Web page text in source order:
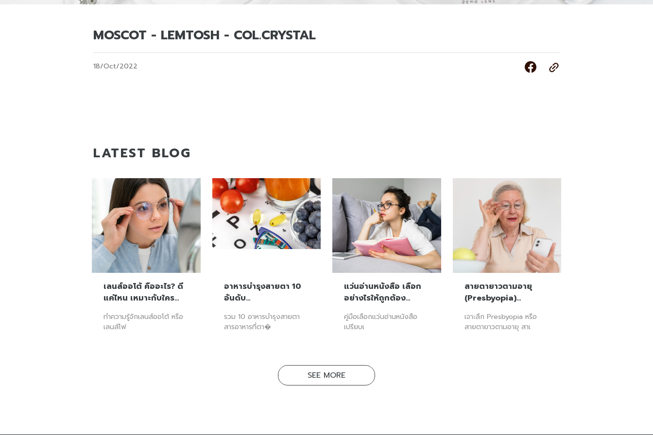
MOSCOT - LEMTOSH - COL.CRYSTAL
18/Oct/2022
LATEST BLOG
เลนส์ออโต้ คืออะไร? ดี
แค่ไหน เหมาะกับใคร…
ทำความรู้จักเลนส์ออโต้ หรือ
เลนส์โฟ
อาหารบำรุงสายตา 10
อันดับ…
รวม 10 อาหารบำรุงสายตา
สารอาหารที่ตา�
แว่นอ่านหนังสือ เลือก
อย่างไรให้ถูกต้อง…
คู่มือเลือกแว่นอ่านหนังสือ
เปรียบเ
สายตายาวตามอายุ
(Presbyopia)…
เจาะลึก Presbyopia หรือ
สายตายาวตามอายุ สาเ
SEE MORE